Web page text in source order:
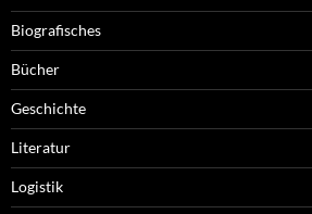
Biografisches
Bücher
Geschichte
Literatur
Logistik